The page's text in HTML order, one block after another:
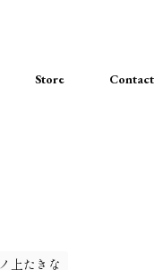
Store Contact
上たきな